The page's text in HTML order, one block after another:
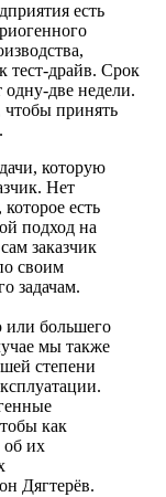
есть
тест-драйв. Срок
одну-две недели.
чтобы принять
которую
Нет
есть
подход на
заказчик
своим
задачам.
или большего
мы также
степени
как
об их
Дягтерёв.